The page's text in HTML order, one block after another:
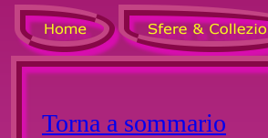
Torna a sommario